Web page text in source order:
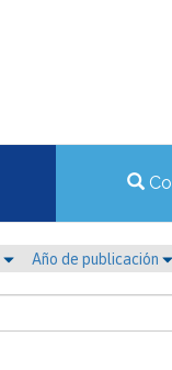
Año de publicación